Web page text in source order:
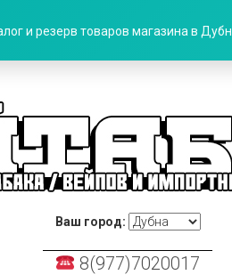
и резерв товаров магазина в
Ваш город:
8(977)7020017